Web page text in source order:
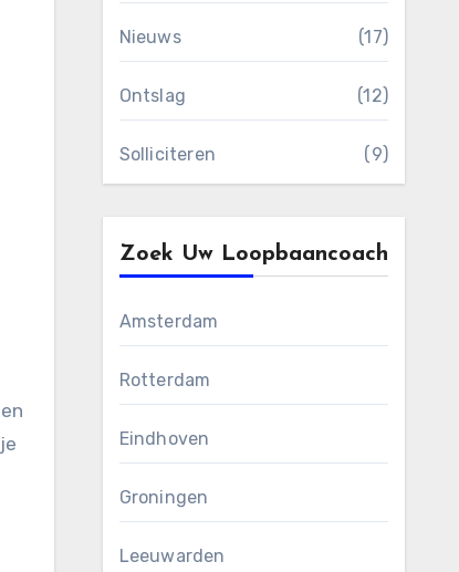
Nieuws (17)
Ontslag (12)
Solliciteren (9)
Zoek Uw Loopbaancoach
Amsterdam
Rotterdam
Eindhoven
Groningen
Leeuwarden